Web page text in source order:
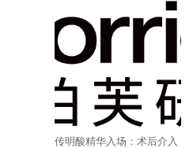
传明酸精华入场：术后介入